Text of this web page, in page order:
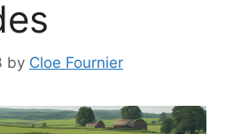
by Cloe Fournier